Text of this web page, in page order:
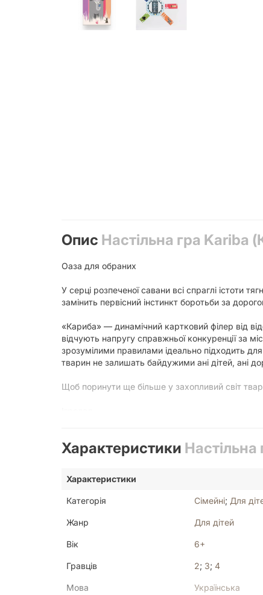
Опис Настільна гра Kariba
Оаза для обраних
У серці розпеченої савани всі спраглі істоти
замінить первісний інстинкт боротьби за
«Кариба» — динамічний картковий філер від
відчують напругу справжньої конкуренції за
зрозумілими правилами ідеально підходить
тварин не залишать байдужими ані дітей, ані
Щоб поринути ще більше у захопливий світ
відповідну за номером секцію водойми.
тварини, яку прогнали, і покладіть перед собою.
Кінець гри
Характеристики
Характеристики
Категорія Сімейні; Для
Жанр Для дітей
Вік 6+
Гравців 2; 3; 4
Мова Українська